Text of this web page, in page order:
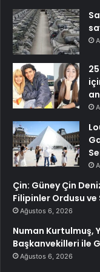
Çin: Güney Çin
Filipinler Ordusu
Ağustos 6, 2026
Numan Kurtulmuş,
Başkanvekilleri ile
Ağustos 6, 2026